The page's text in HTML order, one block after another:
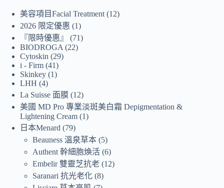
美容項目Facial Treatment 12
2026 限定優惠
1
『限時優惠』
71
BIODROGA
22
Cytoskin
29
i - Firm 41
Skinkey 1
LHH 4
La Suisse 面膜 12
美國 MD Pro 專業淡斑美白霜 Depigmentation &
Lightening Cream 1
日本Menard
79
Beauness 溫泉草本 5
Authent 幹細胞煥活 6
Embelir 雙靈芝抗老 12
Saranari 抗光老化 8